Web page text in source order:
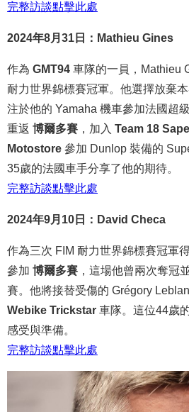
完整訪談點擊此處
2024年8月31日：Mathieu Gines
作為 GMT94 車隊的一員，Mathieu
耐力世界錦標賽冠軍。他選擇放棄
注於他的 Yamaha 機車參加法國超
重返 博爾多賽 ，加入 Team 18
Motostore 參加 Dunlop 裝備的
35歲的法國車手分享了他的期待。
完整訪談點擊此處
2024年9月10日：David Checa
作為三次 FIM 耐力世界錦標賽冠軍
參加 博爾多賽 ，這場他曾兩次奪冠
賽。他將接替受傷的 Grégory
Webike Trickstar 車隊。這位44歲
感受與準備。
完整訪談點擊此處